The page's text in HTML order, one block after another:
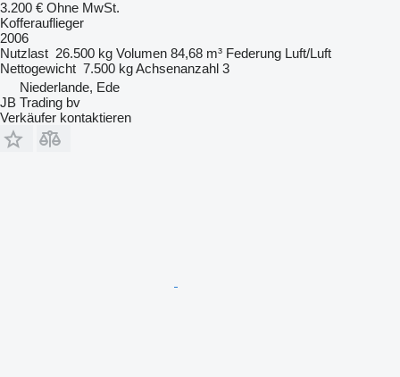
3.200 € Ohne MwSt.
Kofferauflieger
2006
Nutzlast 26.500 kg Volumen 84,68 m³ Federung Luft/Luft
Nettogewicht 7.500 kgAchsenanzahl 3
Niederlande, Ede
JB Trading bv
Verkäufer kontaktieren